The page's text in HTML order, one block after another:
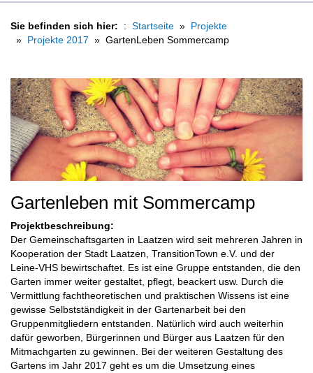
Sie befinden sich hier: Startseite
Projekte
Projekte 2017
GartenLeben Sommercamp
Gartenleben mit Sommercamp
Projektbeschreibung:
Der Gemeinschaftsgarten in Laatzen wird seit mehreren Jahren in
Kooperation der Stadt Laatzen, TransitionTown e.V. und der
Leine-VHS bewirtschaftet. Es ist eine Gruppe entstanden, die den
Garten immer weiter gestaltet, pflegt, beackert usw. Durch die
Vermittlung fachtheoretischen und praktischen Wissens ist eine
gewisse Selbstständigkeit in der Gartenarbeit bei den
Gruppenmitgliedern entstanden. Natürlich wird auch weiterhin
dafür geworben, Bürgerinnen und Bürger aus Laatzen für den
Mitmachgarten zu gewinnen. Bei der weiteren Gestaltung des
Gartens im Jahr 2017 geht es um die Umsetzung eines